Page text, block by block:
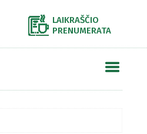
LAIKRAŠČIO
PRENUMERATA